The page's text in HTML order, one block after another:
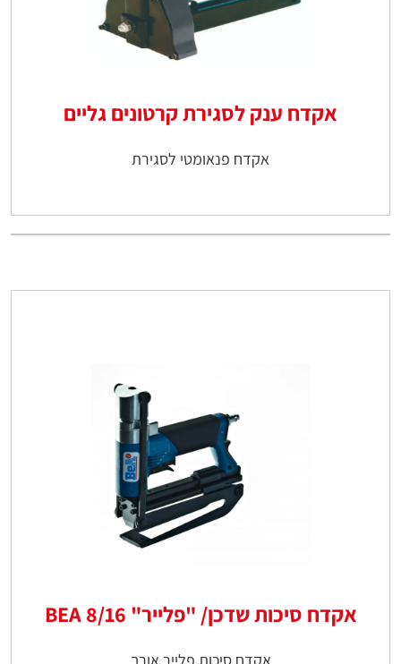
אקדח ענק לסגירת קרטונים גליים
אקדח פנאומטי לסגירת
אקדח סיכות שדכן/ "פלייר" 8/16 BEA